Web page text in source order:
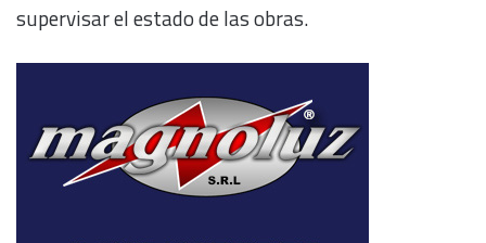
supervisar el estado de las obras.